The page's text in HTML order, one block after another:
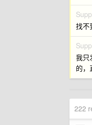
找不
我只
的，
222